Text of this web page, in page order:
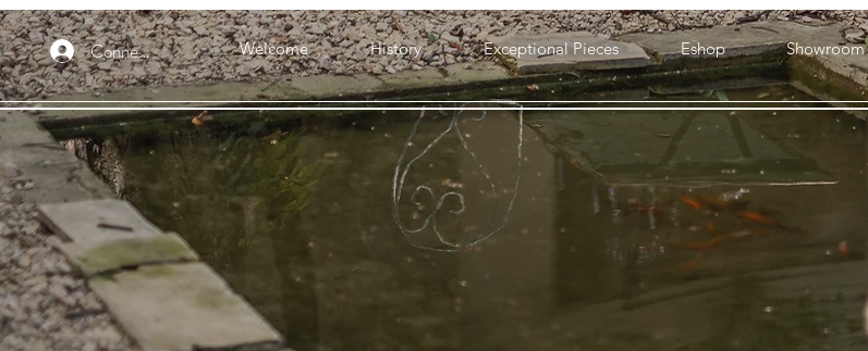
Welcome History Exceptional Pieces Eshop Showroom
Connexion